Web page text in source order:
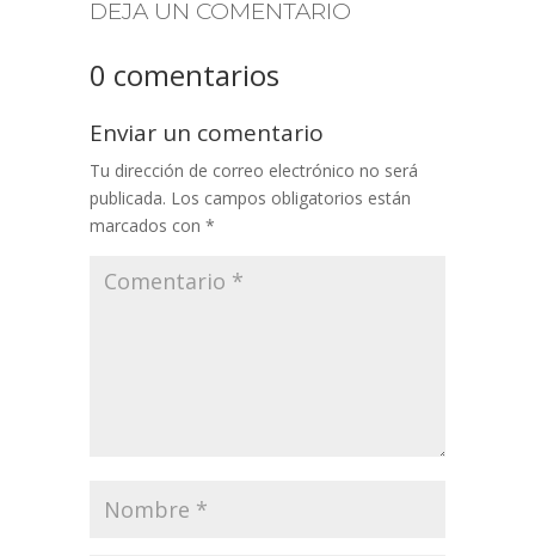
DEJA UN COMENTARIO
0 comentarios
Enviar un comentario
Tu dirección de correo electrónico no será
publicada. Los campos obligatorios están
marcados con *